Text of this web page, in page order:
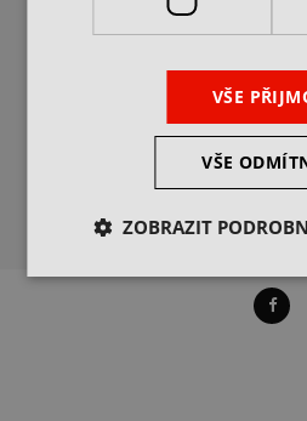
VŠE
VŠE
ZOBRAZIT